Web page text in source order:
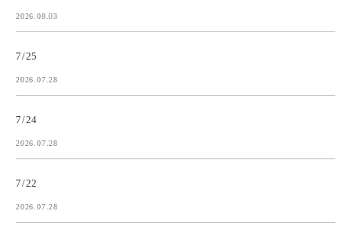
2026.08.03
7/25
2026.07.28
7/24
2026.07.28
7/22
2026.07.28